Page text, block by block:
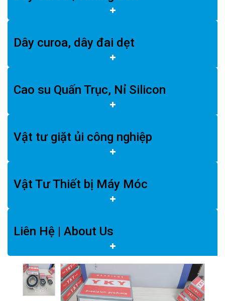
Dây curoa, dây đai dẹt
Cao su Quấn Trục, Nỉ Silicon
Vật tư giặt ủi công nghiệp
Vật Tư Thiết bị Máy Móc
Liên Hệ | About Us